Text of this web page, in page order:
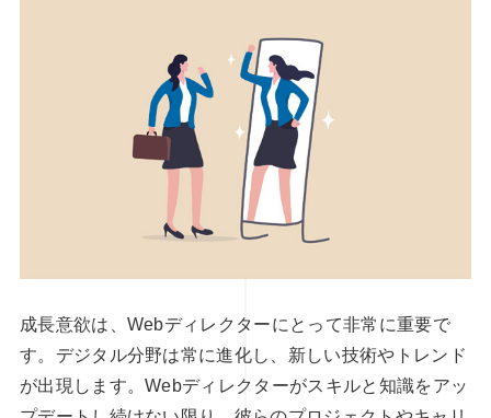
成長意欲は、Webディレクターにとって非常に重要で
す。デジタル分野は常に進化し、新しい技術やトレンド
が出現します。Webディレクターがスキルと知識をアッ